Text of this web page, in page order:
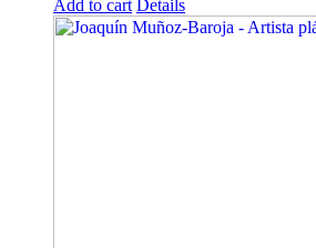
Add to cart Details